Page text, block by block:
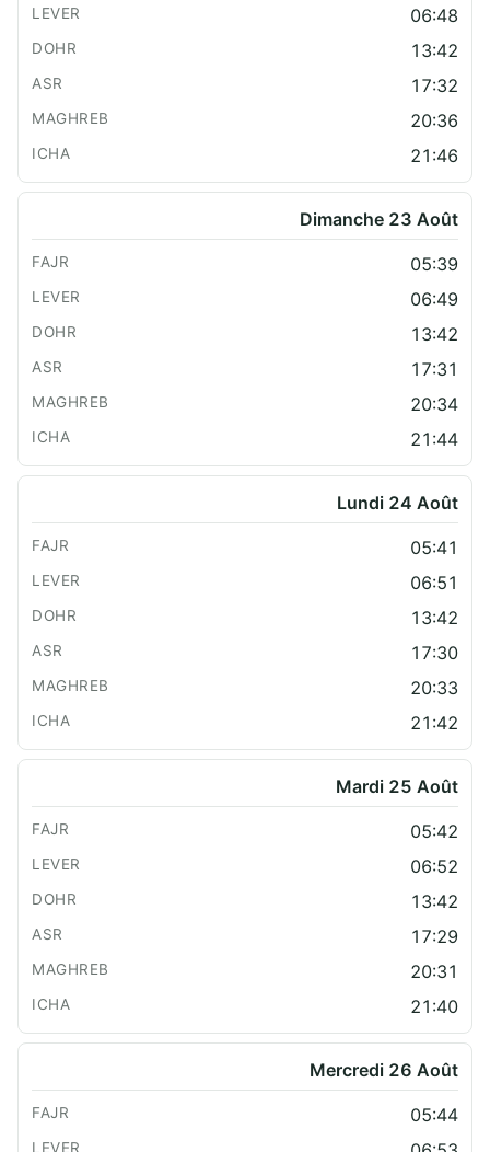
06:48
13:42
17:32
20:36
21:46
Dimanche 23 Août
05:39
06:49
13:42
17:31
20:34
21:44
Lundi 24 Août
05:41
06:51
13:42
17:30
20:33
21:42
Mardi 25 Août
05:42
06:52
13:42
17:29
20:31
21:40
Mercredi 26 Août
05:44